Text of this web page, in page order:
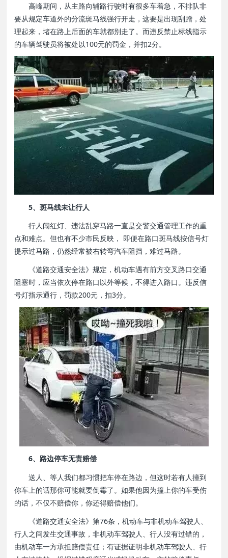
高峰期间，从主路向辅路行驶时有很多车着急，不排队非
要从规定车道外的分流斑马线强行开走，这要是出现刮蹭，处
理起来，堵在路上后面的车就都别走了。而违反禁止标线指示
的车辆驾驶员将被处以100元的罚金，并扣2分。
5、斑马线未让行人
行人闯红灯、违法乱穿马路一直是交警交通管理工作的重
点和难点。但也有不少市民反映， 即便在路口斑马线按信号灯
提示过马路，仍然经常被右转弯汽车阻挡，难过马路。
《道路交通安全法》规定，机动车遇有前方交叉路口交通
阻塞时，应当依次停在路口以外等候，不得进入路口。违反信
号灯指示通行，罚款200元，扣3分。
6、路边停车无责赔偿
送人、等人我们都习惯把车停在路边，但这时若有人撞到
你车上的话那你可能就要倒霉了。如果他因为撞上你的车受伤
的话，不仅不赔偿你，你还得赔偿他们。
《道路交通安全法》第76条，机动车与非机动车驾驶人、
行人之间发生交通事故，非机动车驾驶人、行人没有过错的，
由机动车一方承担赔偿责任；有证据证明非机动车驾驶人、行